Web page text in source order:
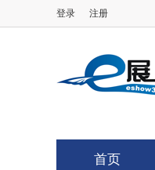
登录 注册
首页